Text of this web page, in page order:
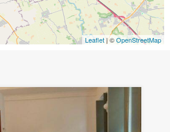
Leaflet | ©OpenStreetMap